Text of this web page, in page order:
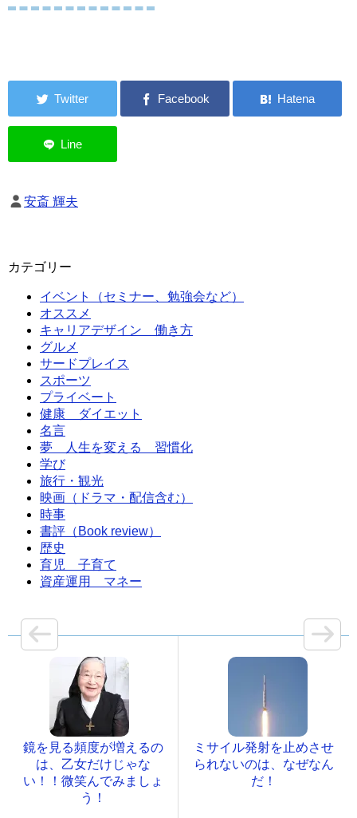
安斎 輝夫
カテゴリー
イベント（セミナー、勉強会など）
オススメ
キャリアデザイン 働き方
グルメ
サードプレイス
スポーツ
プライベート
健康 ダイエット
名言
夢 人生を変える 習慣化
学び
旅行・観光
映画（ドラマ・配信含む）
時事
書評（Book review）
歴史
育児 子育て
資産運用 マネー
鏡を見る頻度が増えるの
は、乙女だけじゃな
い！！微笑んでみましょ
う！
ミサイル発射を止めさせ
られないのは、なぜなん
だ！